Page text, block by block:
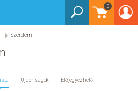
0
Szerelem
Újdonságok Előjegyezhető